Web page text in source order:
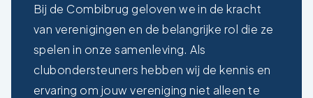
Bij de Combibrug geloven we in de kracht
van verenigingen en de belangrijke rol die ze
spelen in onze samenleving. Als
clubondersteuners hebben wij de kennis en
ervaring om jouw vereniging niet alleen te